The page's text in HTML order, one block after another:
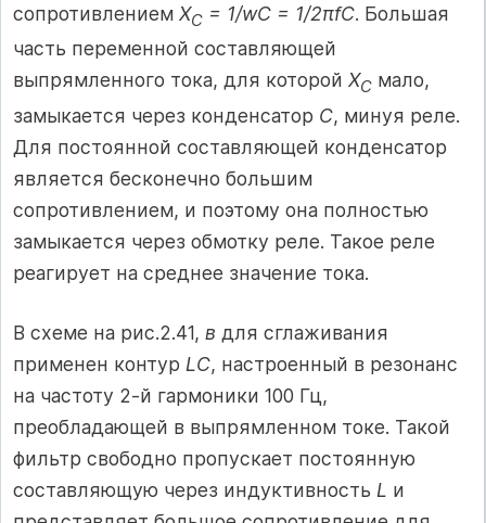
сопротивлением ХC = 1/wС = 1/2πfС. Большая
часть переменной составляющей
выпрямленного тока, для которой ХC мало,
замыкается через конденсатор С, минуя реле.
Для постоянной составляющей конденсатор
является бесконечно большим
сопротивлением, и поэтому она полностью
замыкается через обмотку реле. Такое реле
реагирует на среднее значение тока.
В схеме на рис.2.41, в для сглаживания
применен контур LC, настроенный в резонанс
на частоту 2-й гармоники 100 Гц,
преобладающей в выпрямленном токе. Такой
фильтр свободно пропускает постоянную
составляющую через индуктивность L и